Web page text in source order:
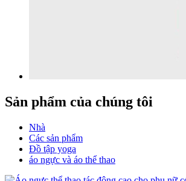
Sản phẩm của chúng tôi
Nhà
Các sản phẩm
Đồ tập yoga
áo ngực và áo thể thao